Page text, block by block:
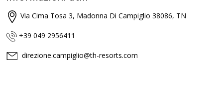
Via Cima Tosa 3, Madonna Di Campiglio 38086, TN
+39 049 2956411
direzione.campiglio@th-resorts.com